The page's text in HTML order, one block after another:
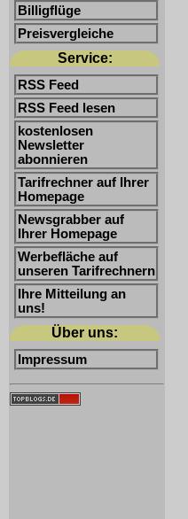
Billigflüge
Preisvergleiche
Service:
RSS Feed
RSS Feed lesen
kostenlosen
Newsletter
abonnieren
Tarifrechner auf Ihrer
Homepage
Newsgrabber auf
Ihrer Homepage
Werbefläche auf
unseren Tarifrechnern
Ihre Mitteilung an
uns!
Über uns:
Impressum